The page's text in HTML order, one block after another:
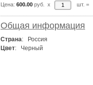
Цена: 600.00 руб. x шт. =
Общая информация
Страна: Россия
Цвет: Черный